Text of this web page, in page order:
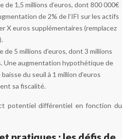
de 1,5 millions d’euros, dont 800 000€
de 2% de l’IFI sur les actifs
X euros supplémentaires (remplacez
5 millions d’euros, dont 3 millions
Une augmentation hypothétique de
du seuil à 1 million d’euros
sa fiscalité.
potentiel différentiel en fonction du
pratiques : les défis de